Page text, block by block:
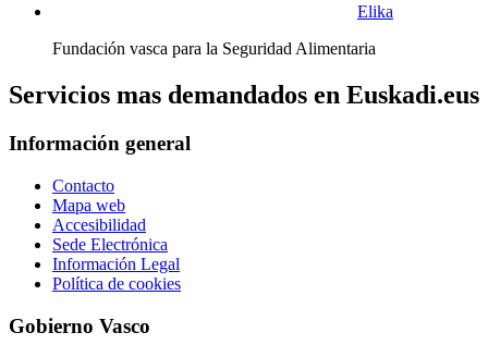
Elika
Fundación vasca para la Seguridad Alimentaria
Servicios mas demandados en Euskadi.eus
Información general
Contacto
Mapa web
Accesibilidad
Sede Electrónica
Información Legal
Política de cookies
Gobierno Vasco